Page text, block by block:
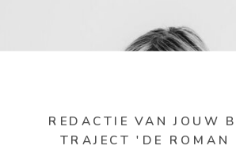
REDACTIE VAN JOUW
TRAJECT 'DE ROMAN